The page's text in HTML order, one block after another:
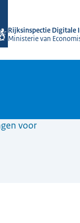
Rijksinspectie Digitale
Ministerie van
voor